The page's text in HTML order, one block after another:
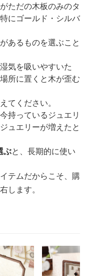
がただの木板のみのタ
にゴールド・シルバ
あるものを選ぶこと
気を吸いやすいた
所に置くと木が歪む
てください。
今持っているジュエリ
ュエリーが増えたと
ぶと、長期的に使い
テムだからこそ、購
します。